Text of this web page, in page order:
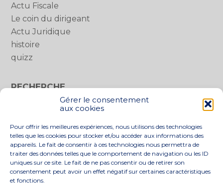
Gérer le consentement
aux cookies
Pour offrir les meilleures expériences, nous utilisons des technologies
telles que les cookies pour stocker et/ou accéder aux informations des
appareils. Le fait de consentir à ces technologies nous permettra de
traiter des données telles que le comportement de navigation ou les ID
uniques sur ce site. Le fait de ne pas consentir ou de retirer son
consentement peut avoir un effet négatif sur certaines caractéristiques
et fonctions.
Actu Fiscale
Le coin du dirigeant
Actu Juridique
histoire
quizz
RECHERCHE
Rechercher :